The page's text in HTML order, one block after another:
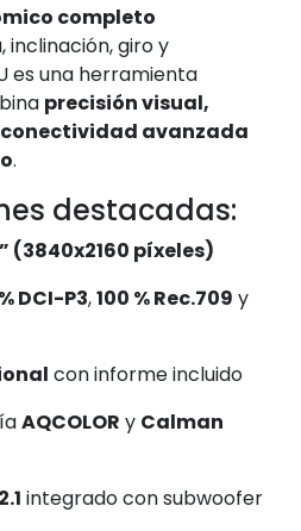
completo
inclinación, giro y
es una herramienta
precisión visual,
avanzada
.
destacadas:
(3840x2160 píxeles)
DCI-P3,100 % Rec.709 y
con informe incluido
AQCOLOR y Calman
integrado con subwoofer